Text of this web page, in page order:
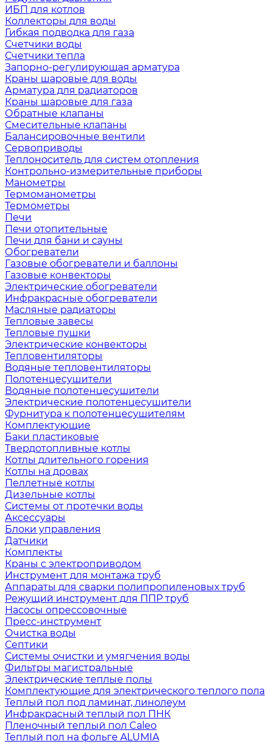
ИБП для котлов
Коллекторы для воды
Гибкая подводка для газа
Счетчики воды
Счетчики тепла
Запорно-регулирующая арматура
Краны шаровые для воды
Арматура для радиаторов
Краны шаровые для газа
Обратные клапаны
Смесительные клапаны
Балансировочные вентили
Сервоприводы
Теплоноситель для систем отопления
Контрольно-измерительные приборы
Манометры
Термоманометры
Термометры
Печи
Печи отопительные
Печи для бани и сауны
Обогреватели
Газовые обогреватели и баллоны
Газовые конвекторы
Электрические обогреватели
Инфракрасные обогреватели
Масляные радиаторы
Тепловые завесы
Тепловые пушки
Электрические конвекторы
Тепловентиляторы
Водяные тепловентиляторы
Полотенцесушители
Водяные полотенцесушители
Электрические полотенцесушители
Фурнитура к полотенцесушителям
Комплектующие
Баки пластиковые
Твердотопливные котлы
Котлы длительного горения
Котлы на дровах
Пеллетные котлы
Дизельные котлы
Системы от протечки воды
Аксессуары
Блоки управления
Датчики
Комплекты
Краны с электроприводом
Инструмент для монтажа труб
Аппараты для сварки полипропиленовых труб
Режущий инструмент для ППР труб
Насосы опрессовочные
Пресс-инструмент
Очистка воды
Септики
Системы очистки и умягчения воды
Фильтры магистральные
Электрические теплые полы
Комплектующие для электрического теплого пола
Теплый пол под ламинат, линолеум
Инфракрасный теплый пол ПНК
Пленочный теплый пол Caleo
Теплый пол на фольге ALUMIA